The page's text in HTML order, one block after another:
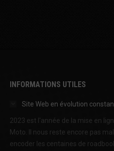
INFORMATIONS UTILES
Site Web en évolution
2023 est l'année de la mise en
Moto. Il nous reste encore pas
encoder les centaines de